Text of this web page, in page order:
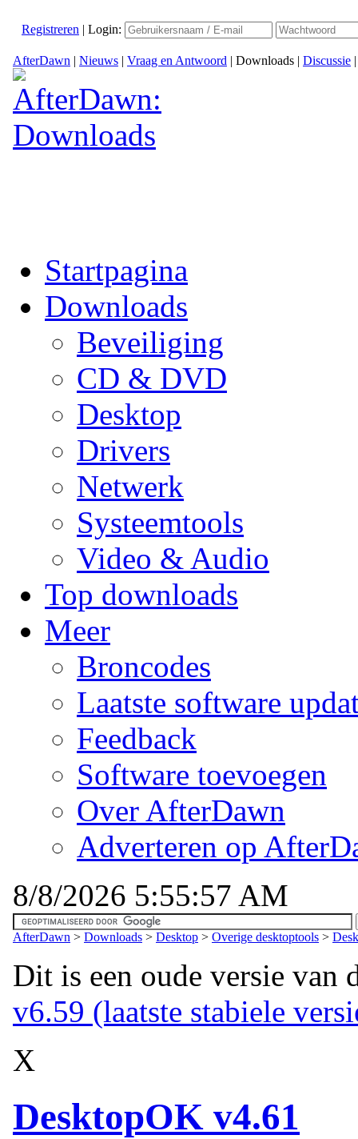
Registreren | Login:
AfterDawn | Nieuws | Vraag en Antwoord | Downloads | Discussie
Startpagina
Downloads
Beveiliging
CD & DVD
Desktop
Drivers
Netwerk
Systeemtools
Video & Audio
Top downloads
Meer
Broncodes
Laatste software
Feedback
Software toevoegen
Over AfterDawn
Adverteren op
8/8/2026 5:55:57 AM
AfterDawn > Downloads > Desktop > Overige desktoptools >
Dit is een oude versie van
v6.59 (laatste stabiele
X
DesktopOK v4.61